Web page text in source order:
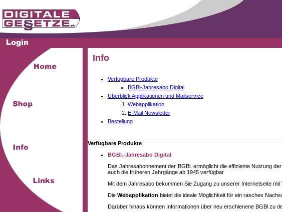
Info
Verfügbare Produkte
BGBl-Jahresabo Digital
Überblick Applikationen und Mailservice
Webapplikation
E-Mail Newsletter
Bestellung
Verfügbare Produkte
BGBl.-Jahresabo Digital
Das Jahresabonnement der BGBl. ermöglicht die effiziente Nutzung
auch die früheren Jahrgänge ab 1945 verfügbar.
Mit dem Jahresabo bekommen Sie Zugang zu unserer Internetseite mit
Die Webapplikation bietet die ideale Möglichkeit für ein rasches
Darüber hinaus können Informationen über neu erschienene BGBl zu